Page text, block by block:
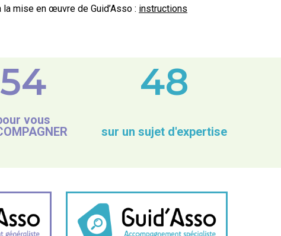
mise en œuvre de Guid’Asso : instructions
54
vous
48
sur un sujet d'expertise